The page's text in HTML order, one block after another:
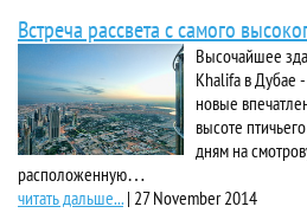
Встреча рассвета с самого
Высочайшее
Khalifa в Дубае -
новые
высоте
дням на
расположенную…
читать дальше... | 27 November 2014